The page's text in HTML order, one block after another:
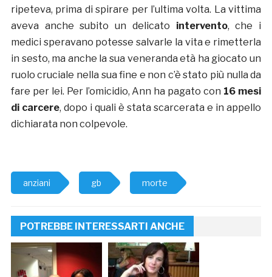
ripeteva, prima di spirare per l’ultima volta. La vittima
aveva anche subito un delicato intervento, che i
medici speravano potesse salvarle la vita e rimetterla
in sesto, ma anche la sua veneranda età ha giocato un
ruolo cruciale nella sua fine e non c’è stato più nulla da
fare per lei. Per l’omicidio, Ann ha pagato con 16 mesi
di carcere, dopo i quali è stata scarcerata e in appello
dichiarata non colpevole.
anziani gb morte
POTREBBE INTERESSARTI ANCHE